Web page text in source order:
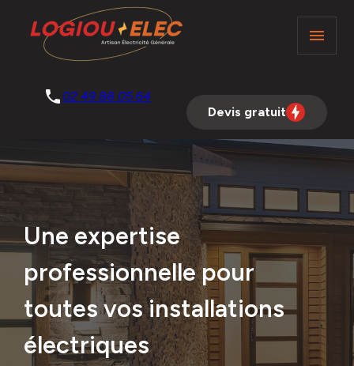
menu
phone02 49 88 05 64
Devis gratuit
Une expertise
professionnelle pour
toutes vos installations
électriques
Panneau de gestion des cookies